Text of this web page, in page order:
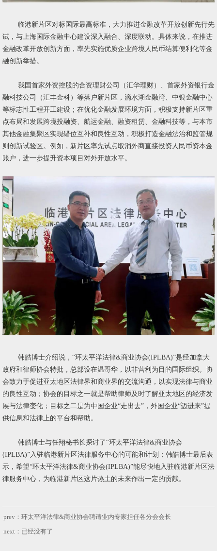
临港新片区对标国际最高标准，大力推进金融改革开放创新先行先
试，与上海国际金融中心建设深入融合、深度联动。具体来说，在推进
金融改革开放创新方面，率先实施优质企业跨境人民币结算便利化等金
融创新举措。
我国首家外资控股的合资理财公司（汇华理财）、首家外资银行金
融科技公司（汇丰金科）等落户新片区，滴水湖金融湾、中银金融中心
等标志性工程开工建设；在优化金融发展环境方面，积极支持新片区重
点布局和发展跨境投融资、航运金融、融资租赁、金融科技等，与本市
其他金融集聚区实现错位互补和良性互动，积极打造金融法治和监管规
则创新试验区。例如，新片区率先试点取消外商直接投资人民币资本金
账户，进一步提升资本项目对外开放水平。
韩皓博士介绍说，“环太平洋法律&商业协会(IPLBA)”是经加拿大
政府和律师协会特批，总部设在温哥华，以非营利为目的国际组织。协
会致力于促进亚太地区法律界和商业界的交流沟通，以实现法律与商业
的良性互动；协会的目标之一就是帮助律师及时了解亚太地区的经济发
展与法律变化；目标之二是为中国企业“走出去”，外国企业“迈进来”提
供信息和法律上的平台和帮助。
韩皓博士与任翔秘书长探讨了“环太平洋法律&商业协会
(IPLBA)”入驻临港新片区法律服务中心的可能和计划；韩皓博士最后表
示，希望“环太平洋法律&商业协会(IPLBA)”能尽快地入驻临港新片区法
律服务中心，为临港新片区这片热土的未来作出一定的贡献。
prev：环太平洋法律&商业协会聘请业内专家担任各分会会长
next：已经没有了